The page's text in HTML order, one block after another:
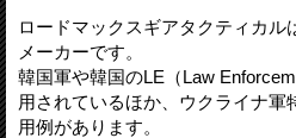
ロードマックスギアタクティカル
メーカーです。
韓国軍や韓国のLE（Law
用されているほか、ウクライナ軍
用例があります。